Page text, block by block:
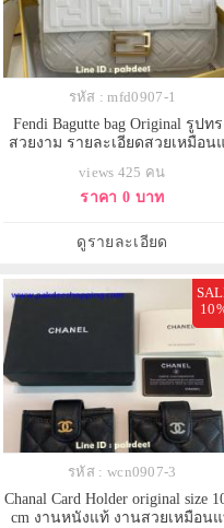
รหัส : mfd0907-1
Fendi Bagutte bag Original รูปทร
สวยงาม รายละเอียดสวยเหมือน
views 425 คน
ราคา 0 บาท
ดูรายละเอียด
รหัส : wcn0907-3
Chanal Card Holder original size
cm งานหนังแท้ งานสวยเหมือน